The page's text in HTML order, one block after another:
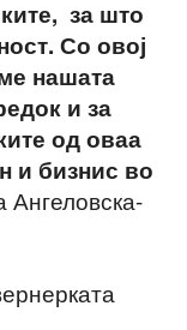
за што
Со овој
нашата
и за
од оваа
и бизнис во
Ангеловска-